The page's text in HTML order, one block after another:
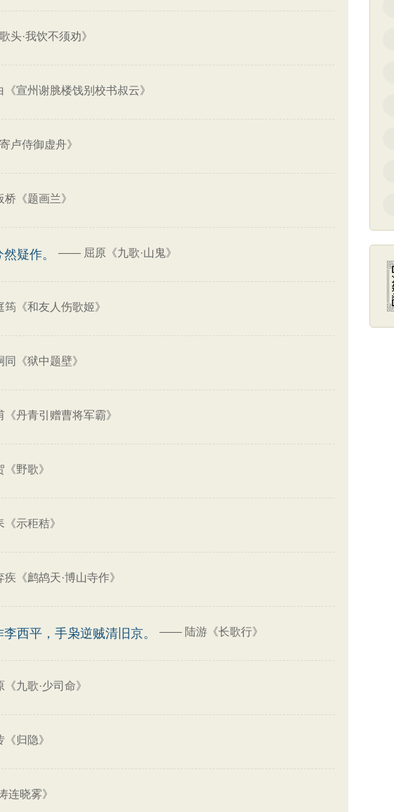
头·我饮不须劝》
《宣州谢脁楼饯别校书叔云》
卢侍御虚舟》
桥《题画兰》
疑作。 —— 屈原《九歌·山鬼》
筠《和友人伤歌姬》
同《狱中题壁》
《丹青引赠曹将军霸》
《野歌》
《示秬秸》
疾《鹧鸪天·博山寺作》
西平，手枭逆贼清旧京。 —— 陆游《长歌行》
《九歌·少司命》
《归隐》
连晓雾》